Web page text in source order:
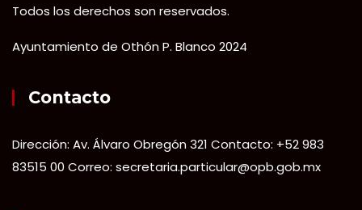
Todos los derechos son reservados.
Ayuntamiento de Othón P. Blanco 2024
Contacto
Dirección: Av. Álvaro Obregón 321 Contacto: +52 983
83515 00 Correo: secretaria.particular@opb.gob.mx